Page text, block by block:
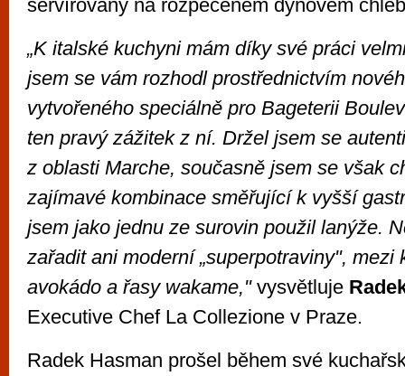
servírovány na rozpečeném dýňovém
„K italské kuchyni mám díky své práci
jsem se vám rozhodl prostřednictvím
vytvořeného speciálně pro Bageterii
ten pravý zážitek z ní. Držel jsem se
z oblasti Marche, současně jsem se však
zajímavé kombinace směřující k vyšší
jsem jako jednu ze surovin použil lanýže.
zařadit ani moderní „superpotraviny", mezi
avokádo a řasy wakame,"vysvětluje
Executive Chef La Collezione v Praze.
Radek Hasman prošel během své